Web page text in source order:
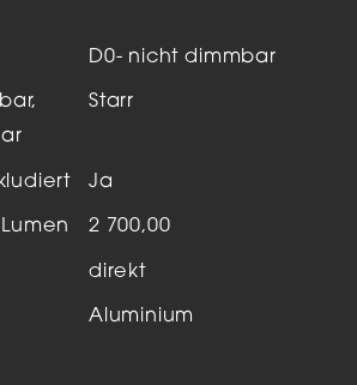
D0- nicht dimmbar
Starr
Ja
2 700,00
direkt
Aluminium